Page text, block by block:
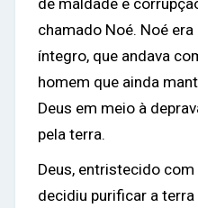
de maldade e
chamado Noé. Noé
íntegro, que andava
homem que ainda
Deus em meio à
pela terra.
Deus, entristecido
decidiu purificar a